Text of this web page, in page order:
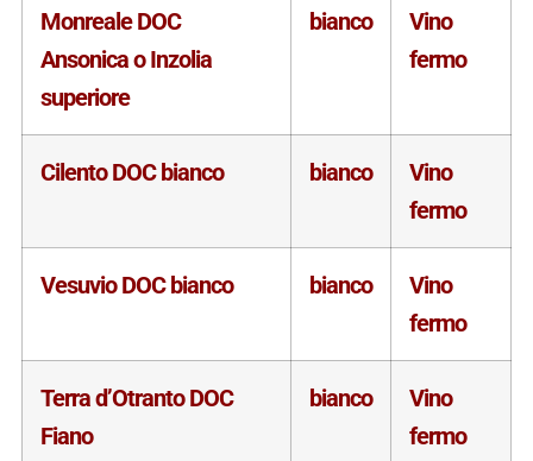
Monreale DOC
Ansonica o Inzolia
superiore
bianco
Vino
fermo
Cilento DOC bianco bianco
Vino
fermo
Vesuvio DOC bianco bianco
Vino
fermo
Terra d’Otranto DOC
Fiano
bianco
Vino
fermo